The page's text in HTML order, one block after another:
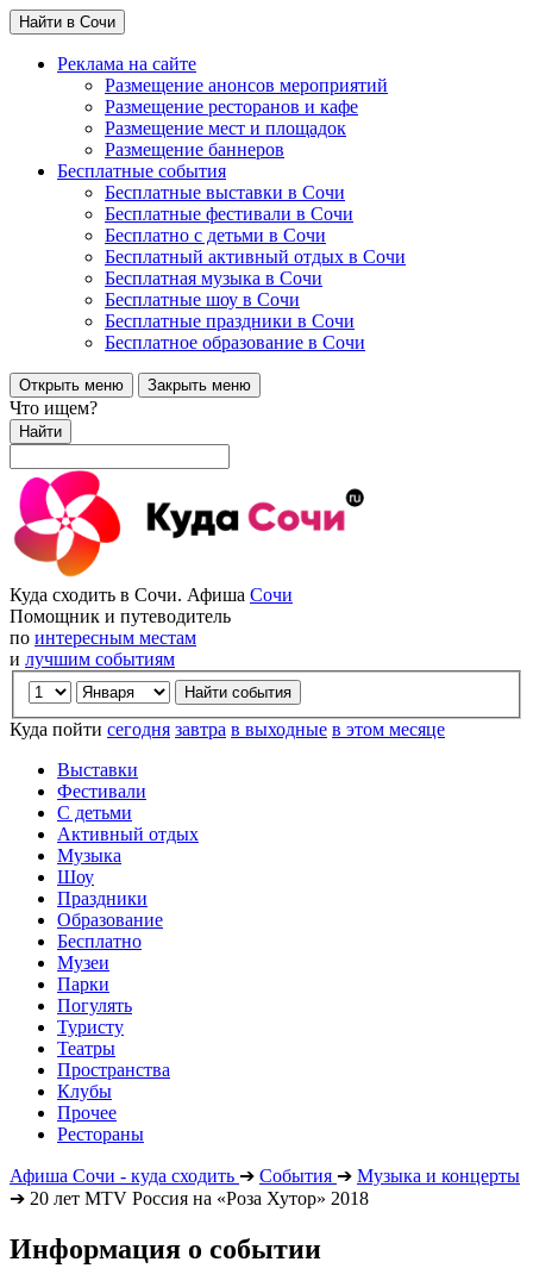
Найти в Сочи
Реклама на сайте
Размещение анонсов мероприятий
Размещение ресторанов и кафе
Размещение мест и площадок
Размещение баннеров
Бесплатные события
Бесплатные выставки в Сочи
Бесплатные фестивали в Сочи
Бесплатно с детьми в Сочи
Бесплатный активный отдых в Сочи
Бесплатная музыка в Сочи
Бесплатные шоу в Сочи
Бесплатные праздники в Сочи
Бесплатное образование в Сочи
Открыть меню Закрыть меню
Что ищем?
Найти
Куда сходить в Сочи. Афиша Сочи
Помощник и путеводитель
по интересным местам
и лучшим событиям
Куда пойти сегодня завтра в выходные в этом месяце
Выставки
Фестивали
С детьми
Активный отдых
Музыка
Шоу
Праздники
Образование
Бесплатно
Музеи
Парки
Погулять
Туристу
Театры
Пространства
Клубы
Прочее
Рестораны
Афиша Сочи - куда сходить ➔ События ➔ Музыка и концерты
➔ 20 лет MTV Россия на «Роза Хутор» 2018
Информация о событии